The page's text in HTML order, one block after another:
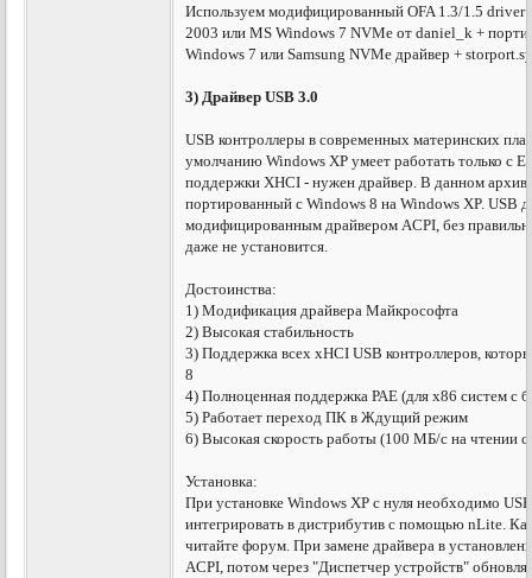
Используем модифицированный OFA 1.3/1.5 driver
2003 или MS Windows 7 NVMe от daniel_k +
Windows 7 или Samsung NVMe драйвер +
3) Драйвер USB 3.0
USB контроллеры в современных материнских
умолчанию Windows XP умеет работать только с
поддержки XHCI - нужен драйвер. В данном
портированный с Windows 8 на Windows XP. USB
модифицированным драйвером ACPI, без
даже не установится.
Достоинства:
1) Модификация драйвера Майкрософта
2) Высокая стабильность
3) Поддержка всех xHCI USB контроллеров,
8
4) Полноценная поддержка РАЕ (для х86 систем с
5) Работает переход ПК в Ждущий режим
6) Высокая скорость работы (100 МБ/с на чтении
Установка:
При установке Windows XP с нуля необходимо
интегрировать в дистрибутив с помощью nLite.
читайте форум. При замене драйвера в
ACPI, потом через "Диспетчер устройств"